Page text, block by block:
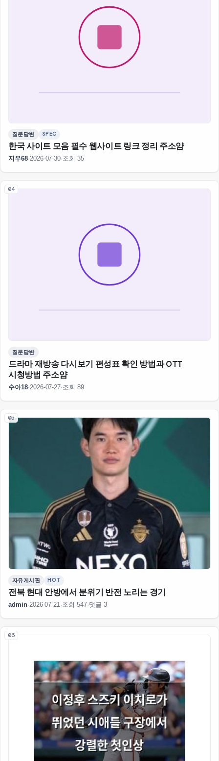
질문답변 SPEC
한국 사이트 모음 필수 웹사이트 링크 정리 주소얌
지우68·2026-07-30·조회 35
04
질문답변
드라마 재방송 다시보기 편성표 확인 방법과 OTT
시청방법 주소얌
수아18·2026-07-27·조회 89
05
자유게시판 HOT
전북 현대 안방에서 분위기 반전 노리는 경기
admin·2026-07-21·조회 547·댓글 3
06